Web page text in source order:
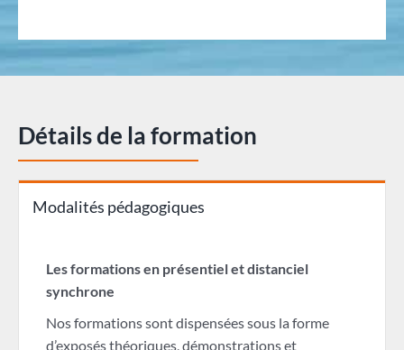
Détails de la formation
Modalités pédagogiques
Les formations en présentiel et distanciel
synchrone
Nos formations sont dispensées sous la forme
d’exposés théoriques, démonstrations et